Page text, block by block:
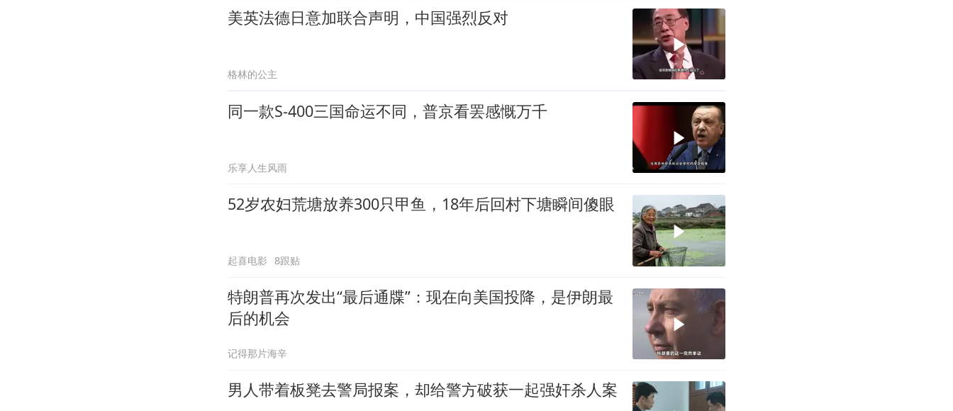
美英法德日意加联合声明，中国强烈反对
格林的公主
同一款S-400三国命运不同，普京看罢感慨万千
乐享人生风雨
52岁农妇荒塘放养300只甲鱼，18年后回村下塘瞬间傻眼
起喜电影 8跟贴
特朗普再次发出“最后通牒”：现在向美国投降，是伊朗最
后的机会
记得那片海辛
男人带着板凳去警局报案，却给警方破获一起强奸杀人案